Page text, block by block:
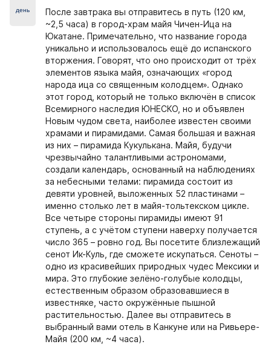
день
После завтрака вы отправитесь в путь (120 км,
~2,5 часа) в город-храм майя Чичен-Ица ​​на
Юкатане. Примечательно, что название города
уникально и использовалось ещё до испанского
вторжения. Говорят, что оно происходит от трёх
элементов языка майя, означающих «город
народа ица со священным колодцем». Однако
этот город, который не только включён в список
Всемирного наследия ЮНЕСКО, но и объявлен
Новым чудом света, наиболее известен своими
храмами и пирамидами. Самая большая и важная
из них – пирамида Кукулькана. Майя, будучи
чрезвычайно талантливыми астрономами,
создали календарь, основанный на наблюдениях
за небесными телами: пирамида состоит из
девяти уровней, выложенных 52 пластинами –
именно столько лет в майя-тольтекском цикле.
Все четыре стороны пирамиды имеют 91
ступень, а с учётом ступени наверху получается
число 365 – ровно год. Вы посетите близлежащий
сенот Ик-Куль, где сможете искупаться. Сеноты –
одно из красивейших природных чудес Мексики и
мира. Это глубокие зелёно-голубые колодцы,
естественным образом образовавшиеся в
известняке, часто окружённые пышной
растительностью. Далее вы отправитесь в
выбранный вами отель в Канкуне или на Ривьере-
Майя (200 км, ~4 часа).